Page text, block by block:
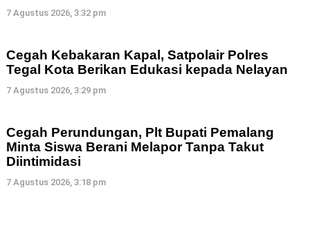
7 Agustus 2026, 3:32 pm
Cegah Kebakaran Kapal, Satpolair Polres
Tegal Kota Berikan Edukasi kepada Nelayan
7 Agustus 2026, 3:29 pm
Cegah Perundungan, Plt Bupati Pemalang
Minta Siswa Berani Melapor Tanpa Takut
Diintimidasi
7 Agustus 2026, 3:18 pm